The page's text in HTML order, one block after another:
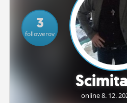
ČINŽIAK
FÓRUM
STATUSY
OBRÁZKYonline 8. 12.
3
followerov